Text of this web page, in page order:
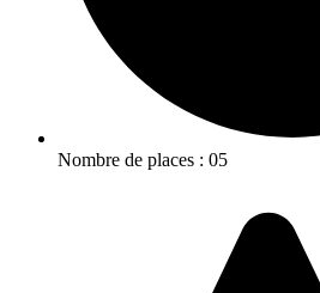
Nombre de places : 05